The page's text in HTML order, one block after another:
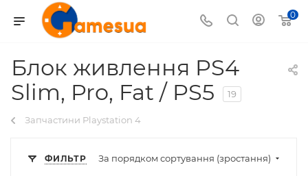
0
Блок живлення PS4
Slim, Pro, Fat / PS5
19
Запчастини Playstation 4
ФИЛЬТР За порядком сортування (зростання)